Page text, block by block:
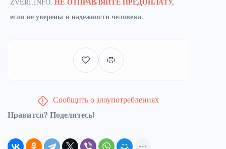
ZVERI.INFO.НЕ ОТПРАВЛЯЙТЕ ПРЕДОПЛАТУ,
если не уверены в надежности человека.
Сообщить о злоупотреблениях
Нравится? Поделитесь!